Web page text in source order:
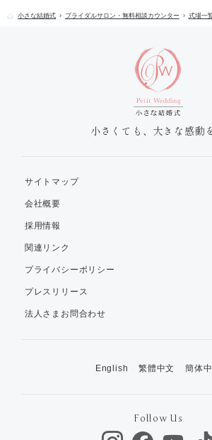
小さな結婚式 ブライダルサロン・無料相談カウンター 式場一
小さくても、大きな感動を
サイトマップ
会社概要
採用情報
関連リンク
プライバシーポリシー
プレスリリース
法人さまお問合わせ
English 繁體中文 簡体
Follow Us